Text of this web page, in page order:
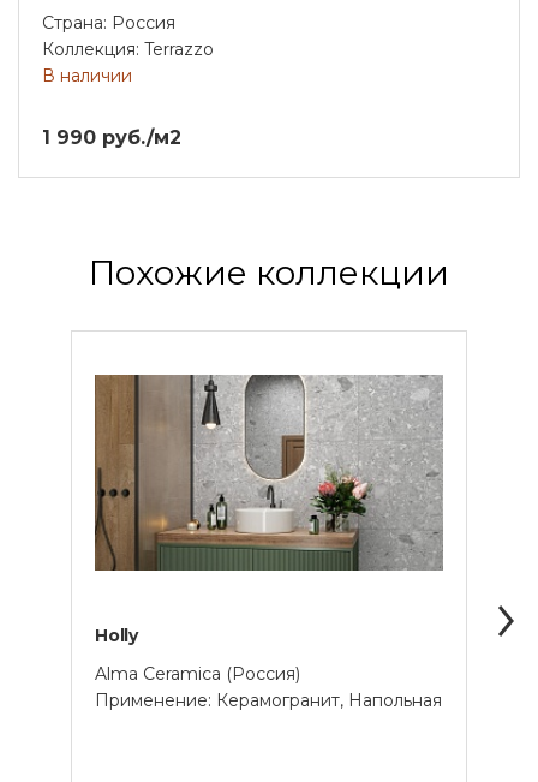
Страна: Россия
Коллекция: Terrazzo
В наличии
1 990 руб./м2
Похожие коллекции
Holly
Alma Ceramica (Россия)
Применение: Керамогранит, Напольная
Arts